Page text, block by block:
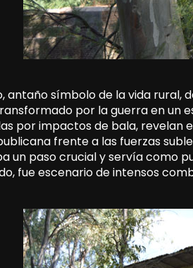
antaño símbolo de la vida rural,
por la guerra en un
por impactos de bala, revelan
frente a las fuerzas
un paso crucial y servía como
fue escenario de intensos